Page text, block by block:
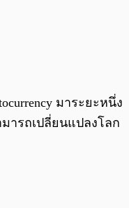
มาระยะหนึ่ง
ารถเปลี่ยนแปลงโลก